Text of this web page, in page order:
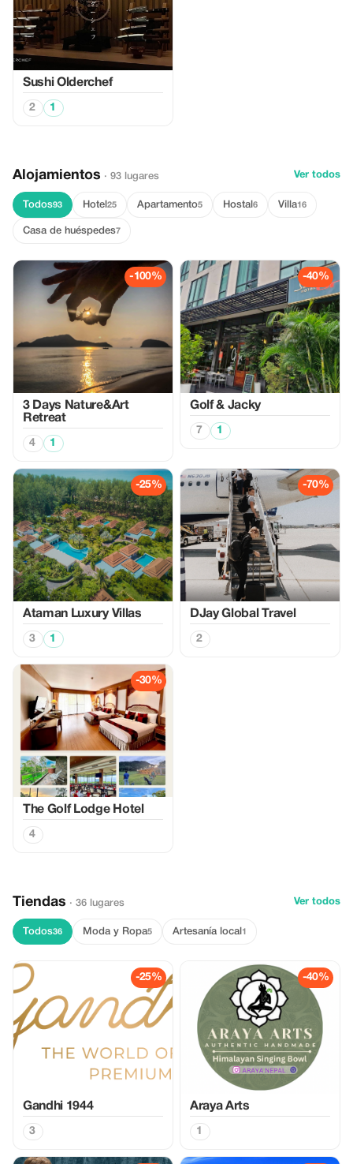
Sushi Olderchef
2 1
Alojamientos · 93 lugares Ver todos
Todos93 Hotel 25 Apartamento5 Hostal 6 Villa16
Casa de huéspedes7
-100%
3 Days Nature&Art
Retreat
4 1
-40%
Golf & Jacky
7 1
-25%
Ataman Luxury Villas
3 1
-70%
DJay Global Travel
2
-30%
The Golf Lodge Hotel
4
Tiendas · 36 lugares Ver todos
Todos36 Moda y Ropa5 Artesanía local 1
-25%
Gandhi 1944
3
-40%
Araya Arts
1